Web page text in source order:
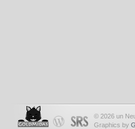
© 2026 un
Graphics by